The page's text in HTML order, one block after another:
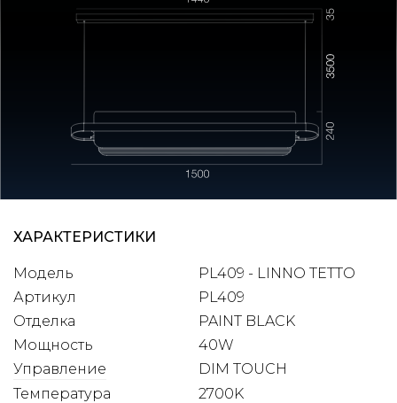
ХАРАКТЕРИСТИКИ
Артикул PL409
Модель PL409 - LINNO TETTO
Отделка
PAINT BLACK
Мощность
40W
Управление
DIM TOUCH
Температура
2700K